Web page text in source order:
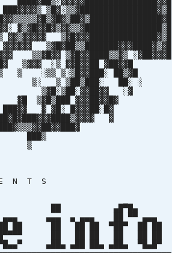
▒█▓░▒▒▓████████████████▓▒█
▓▒▓█▓▓█▓▒▓▓▒▒▓████████████████▒█
▒▓█▓▓▓██████████████▓▒█
▒▓█▓██▒▒███████▓▓▓████▓▒▓█
▒▓█▓▓████▒▒▓▒ ░▓██▓▓▓█
░▒ ▓▓█▓▓██ ▓██▓▓█
▒░▒█▓▓███░ ██▒▓█
▒ ▒██▒███░ ██░ ░
░▓
▓▓▓██▓▓█▓
█▓▓▓██░█▓
▓
▒
N T S
▄▄▄ ▄ ▄▄▄ ██ ▀▀ ▄▄▄
▄██ ██ ██ ██ ██ ▀██▀ ██ ██
██ ██ ██ ██ ██ ██
▄██▄ ▄██ ██▄ ▄██▄ ▀█▄█▀